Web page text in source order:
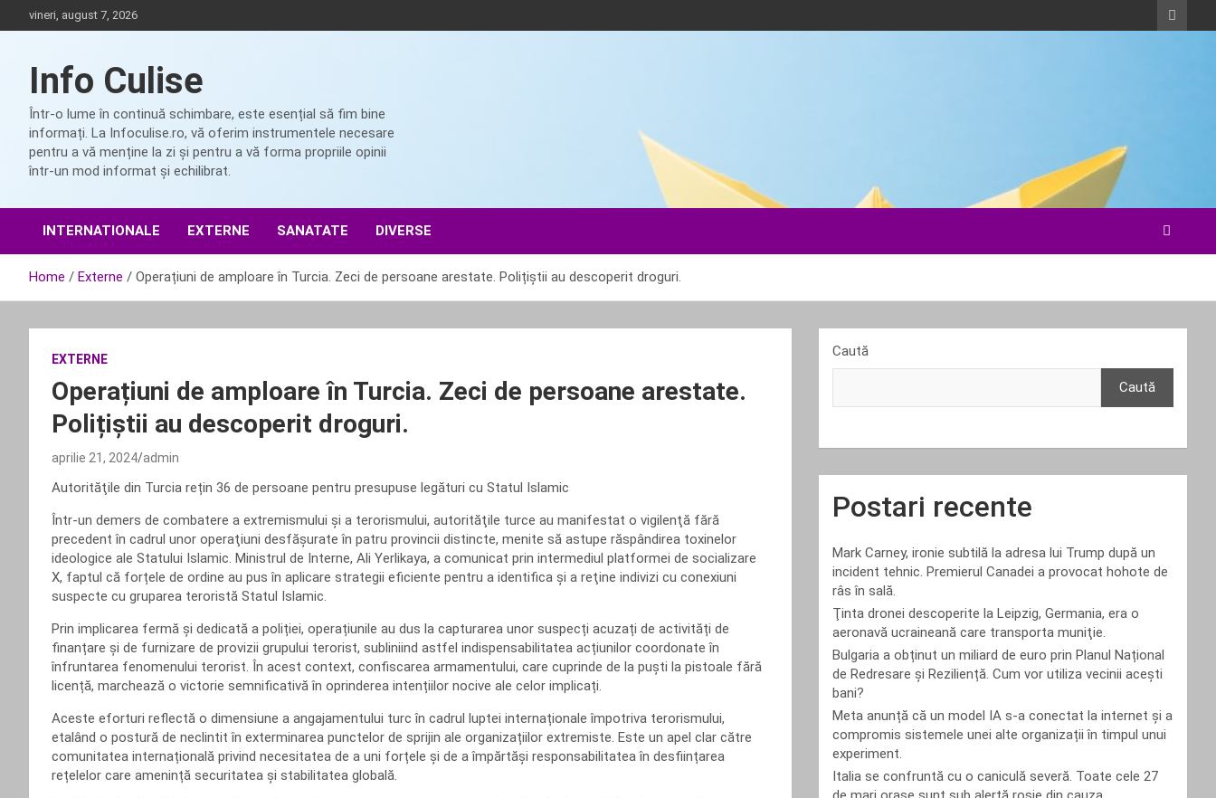
to
vineri, august 7, 2026
Info Culise
Într-o lume în continuă schimbare, este esențial să fim bine
informați. La Infoculise.ro, vă oferim instrumentele necesare
pentru a vă menține la zi și pentru a vă forma propriile opinii
într-un mod informat și echilibrat.
INTERNATIONALE EXTERNE SANATATE DIVERSE
Home Externe Operațiuni de amploare în Turcia. Zeci de persoane arestate. Polițiștii au descoperit droguri.
EXTERNE
Operațiuni de amploare în Turcia. Zeci de persoane arestate.
Polițiștii au descoperit droguri.
aprilie 21, 2024 admin
Autorităţile din Turcia rețin 36 de persoane pentru presupuse legături cu Statul Islamic
Într-un demers de combatere a extremismului și a terorismului, autorităţile turce au manifestat o vigilenţă fără
precedent în cadrul unor operaţiuni desfăşurate în patru provincii distincte, menite să astupe răspândirea toxinelor
ideologice ale Statului Islamic. Ministrul de Interne, Ali Yerlikaya, a comunicat prin intermediul platformei de socializare
X, faptul că forțele de ordine au pus în aplicare strategii eficiente pentru a identifica şi a reţine indivizi cu conexiuni
suspecte cu gruparea teroristă Statul Islamic.
Prin implicarea fermă și dedicată a poliției, operațiunile au dus la capturarea unor suspecți acuzați de activități de
finanțare și de furnizare de provizii grupului terorist, subliniind astfel indispensabilitatea acțiunilor coordonate în
înfruntarea fenomenului terorist. În acest context, confiscarea armamentului, care cuprinde de la puști la pistoale fără
licență, marchează o victorie semnificativă în oprinderea intențiilor nocive ale celor implicați.
Aceste eforturi reflectă o dimensiune a angajamentului turc în cadrul luptei internaționale împotriva terorismului,
etalând o postură de neclintit în exterminarea punctelor de sprijin ale organizațiilor extremiste. Este un apel clar către
comunitatea internațională privind necesitatea de a uni forțele și de a împărtăși responsabilitatea în desființarea
rețelelor care amenință securitatea și stabilitatea globală.
Caută
Caută
Postari recente
Mark Carney, ironie subtilă la adresa lui Trump după un
incident tehnic. Premierul Canadei a provocat hohote de
râs în sală.
Ţinta dronei descoperite la Leipzig, Germania, era o
aeronavă ucraineană care transporta muniţie.
Bulgaria a obținut un miliard de euro prin Planul Național
de Redresare și Reziliență. Cum vor utiliza vecinii acești
bani?
Meta anunță că un model IA s-a conectat la internet și a
compromis sistemele unei alte organizații în timpul unui
experiment.
Italia se confruntă cu o caniculă severă. Toate cele 27